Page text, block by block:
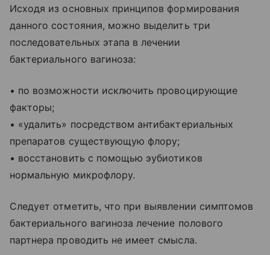
Исходя из основных принципов формирования
данного состояния, можно выделить три
последовательных этапа в лечении
бактериального вагиноза:
• по возможности исключить провоцирующие
факторы;
• «удалить» посредством антибактериальных
препаратов существующую флору;
• восстановить с помощью эубиотиков
нормальную микрофлору.
Следует отметить, что при выявлении симптомов
бактериального вагиноза лечение полового
партнера проводить не имеет смысла.